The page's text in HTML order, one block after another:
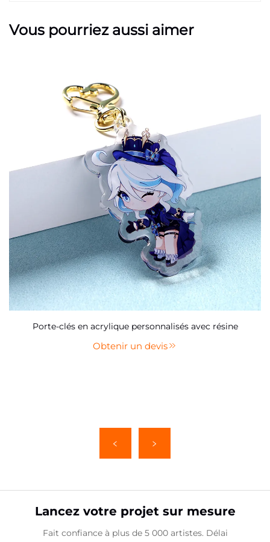
Vous pourriez aussi aimer
Porte-clés en acrylique personnalisés avec résine
Obtenir un devis
Lancez votre projet sur mesure
Fait confiance à plus de 5 000 artistes. Délai